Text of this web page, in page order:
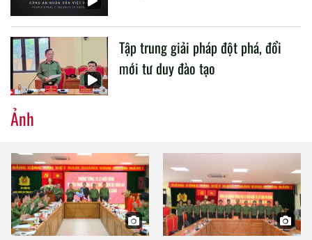
Tập trung giải pháp đột phá, đổi
mới tư duy đào tạo
Ảnh